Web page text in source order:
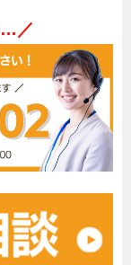
…／